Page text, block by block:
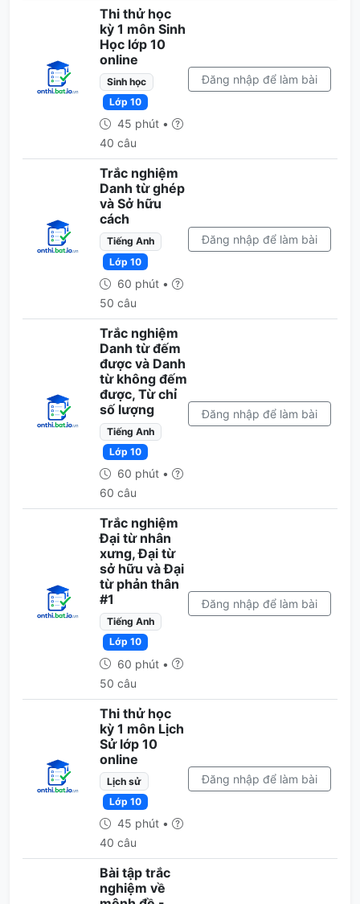
Thi thử học
kỳ 1 môn Sinh
Học lớp 10
online
Sinh học
Lớp 10
45 phút •
40 câu
Đăng nhập để làm bài
Trắc nghiệm
Danh từ ghép
và Sở hữu
cách
Tiếng Anh
Lớp 10
60 phút •
50 câu
Đăng nhập để làm bài
Trắc nghiệm
Danh từ đếm
được và Danh
từ không đếm
được, Từ chỉ
số lượng
Tiếng Anh
Lớp 10
60 phút •
60 câu
Đăng nhập để làm bài
Trắc nghiệm
Đại từ nhân
xưng, Đại từ
sở hữu và Đại
từ phản thân
#1
Tiếng Anh
Lớp 10
60 phút •
50 câu
Đăng nhập để làm bài
Thi thử học
kỳ 1 môn Lịch
Sử lớp 10
online
Lịch sử
Lớp 10
45 phút •
40 câu
Đăng nhập để làm bài
Bài tập trắc
nghiệm về